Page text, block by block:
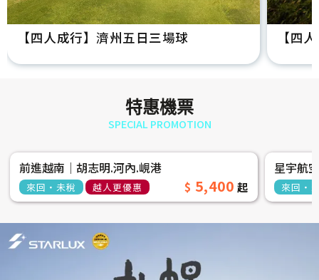
【四人成行】濟州五日三場球 【四
特惠機票
SPECIAL PROMOTION
前進越南│胡志明.河內.峴港
來回‧未稅 越人更優惠 5,400
星宇航
來回‧